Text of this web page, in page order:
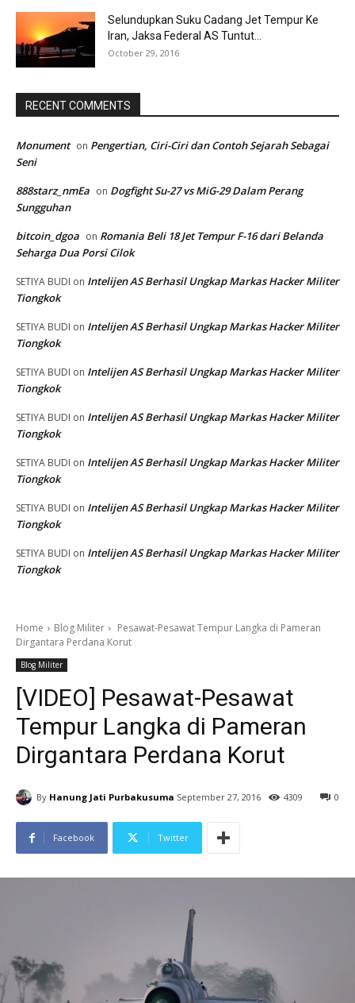
Selundupkan Suku Cadang Jet Tempur Ke
Iran, Jaksa Federal AS Tuntut...
October 29, 2016
RECENT COMMENTS
Monument on Pengertian, Ciri-Ciri dan Contoh Sejarah Sebagai
Seni
888starz_nmEa on Dogfight Su-27 vs MiG-29 Dalam Perang
Sungguhan
bitcoin_dgoa on Romania Beli 18 Jet Tempur F-16 dari Belanda
Seharga Dua Porsi Cilok
SETIYA BUDI on Intelijen AS Berhasil Ungkap Markas Hacker Militer
Tiongkok
SETIYA BUDI on Intelijen AS Berhasil Ungkap Markas Hacker Militer
Tiongkok
SETIYA BUDI on Intelijen AS Berhasil Ungkap Markas Hacker Militer
Tiongkok
SETIYA BUDI on Intelijen AS Berhasil Ungkap Markas Hacker Militer
Tiongkok
SETIYA BUDI on Intelijen AS Berhasil Ungkap Markas Hacker Militer
Tiongkok
SETIYA BUDI on Intelijen AS Berhasil Ungkap Markas Hacker Militer
Tiongkok
SETIYA BUDI on Intelijen AS Berhasil Ungkap Markas Hacker Militer
Tiongkok